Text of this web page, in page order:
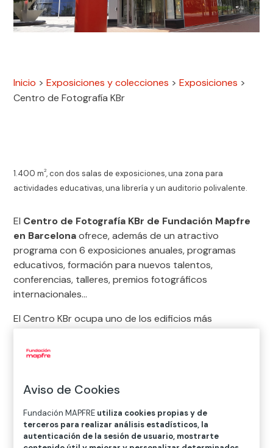
Inicio >Exposiciones y colecciones >Exposiciones >
Centro de Fotografía KBr
1.400 m2, con dos salas de exposiciones, una zona para
actividades educativas, una librería y un auditorio polivalente.
El Centro de Fotografía KBr de Fundación Mapfre
en Barcelonaofrece,además de un atractivo
programa con 6 exposiciones anuales, programas
educativos, formación para nuevos talentos,
conferencias, talleres, premios fotográficos
internacionales…
El Centro KBr ocupa uno de los edificios más
representativos de la Barcelona contemporánea: la
Torre Mapfre
pie de este icónico edificio, sobre la Avenida del Litoral
de este espacio.
¡Te esperamos!
Aviso de Cookies
Fundación MAPFRE utiliza cookies propias y de
terceros para realizar análisis estadísticos, la
autenticación de la sesión de usuario, mostrarte